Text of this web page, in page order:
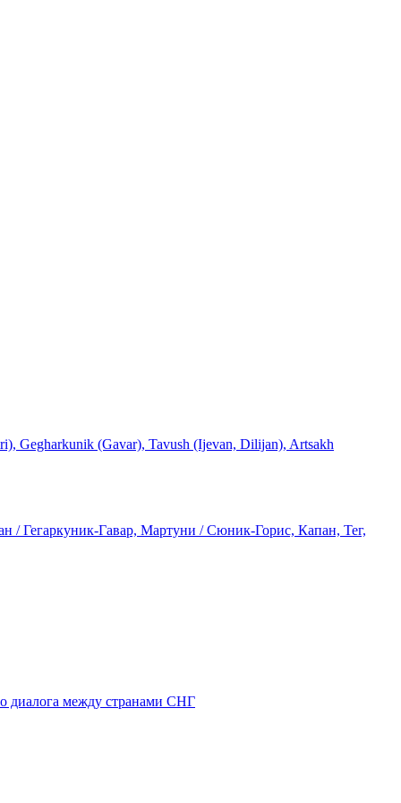
(Gavar), Tavush (Ijevan, Dilijan), Artsakh
/ Гегаркуник-Гавар, Мартуни / Сюник-Горис, Капан, Тег,
диалога между странами СНГ